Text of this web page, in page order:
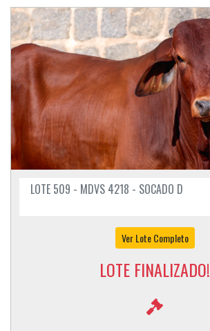
LOTE 509 - MDVS 4218 - SOCADO D
Ver Lote Completo
LOTE FINALIZADO!